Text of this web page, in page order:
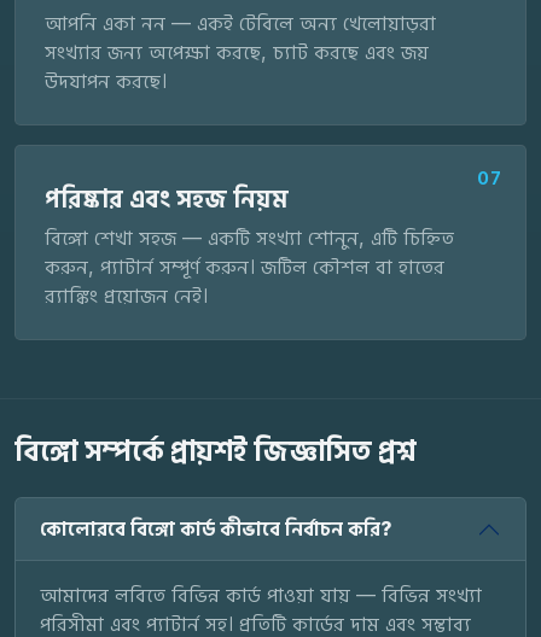
আপনি একা নন — একই টেবিলে অন্য খেলোয়াড়রা
সংখ্যার জন্য অপেক্ষা করছে, চ্যাট করছে এবং জয়
উদযাপন করছে।
07
পরিষ্কার এবং সহজ নিয়ম
বিঙ্গো শেখা সহজ — একটি সংখ্যা শোনুন, এটি চিহ্নিত
করুন, প্যাটার্ন সম্পূর্ণ করুন। জটিল কৌশল বা হাতের
র‌্যাঙ্কিং প্রয়োজন নেই।
বিঙ্গো সম্পর্কে প্রায়শই জিজ্ঞাসিত প্রশ্ন
কোলোরবে বিঙ্গো কার্ড কীভাবে নির্বাচন করি?
আমাদের লবিতে বিভিন্ন কার্ড পাওয়া যায় — বিভিন্ন সংখ্যা
পরিসীমা এবং প্যাটার্ন সহ। প্রতিটি কার্ডের দাম এবং সম্ভাব্য